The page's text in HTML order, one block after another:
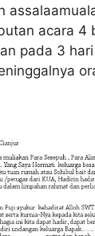
acara 4
pada 3